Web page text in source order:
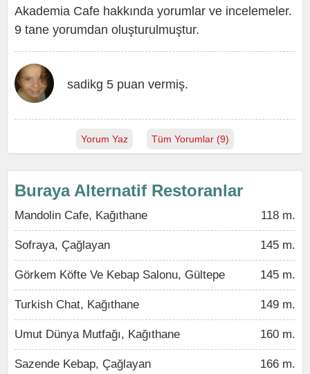
Akademia Cafe hakkında yorumlar ve incelemeler.
9 tane yorumdan oluşturulmuştur.
sadikg 5 puan vermiş.
Yorum Yaz Tüm Yorumlar (9)
Buraya Alternatif Restoranlar
Mandolin Cafe, Kağıthane 118 m.
Sofraya, Çağlayan 145 m.
Görkem Köfte Ve Kebap Salonu, Gültepe 145 m.
Turkish Chat, Kağıthane 149 m.
Umut Dünya Mutfağı, Kağıthane 160 m.
Sazende Kebap, Çağlayan 166 m.